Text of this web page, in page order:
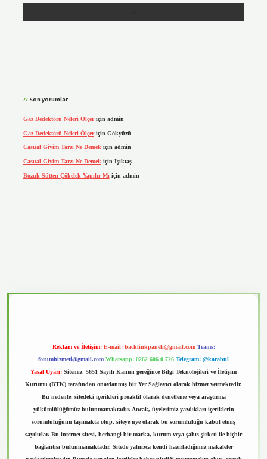
Son yorumlar
Gaz Dedektörü Neleri Ölçeriçin admin
Gaz Dedektörü Neleri Ölçeriçin Gökyüzü
Casual Giyim Tarzı Ne Demekiçin admin
Casual Giyim Tarzı Ne Demek için Işıktaş
Bozuk Sütten Çökelek Yapılır Mı için admin
Reklam ve İletişim: E-mail: backlinkpaneli@gmail.com Teams:
forumhizmeti@gmail.com Whatsapp: 0262 606 0 726 Telegram: @karabul
Yasal Uyarı: Sitemiz, 5651 Sayılı Kanun gereğince Bilgi Teknolojileri ve İletişim
Kurumu (BTK) tarafından onaylanmış bir Yer Sağlayıcı olarak hizmet vermektedir.
Bu nedenle, sitedeki içerikleri proaktif olarak denetleme veya araştırma
yükümlülüğümüz bulunmamaktadır. Ancak, üyelerimiz yazdıkları içeriklerin
sorumluluğunu taşımakta olup, siteye üye olarak bu sorumluluğu kabul etmiş
sayılırlar. Bu internet sitesi, herhangi bir marka, kurum veya şahıs şirketi ile hiçbir
bağlantısı bulunmamaktadır. Sitede yalnızca kendi hazırladığımız makaleler